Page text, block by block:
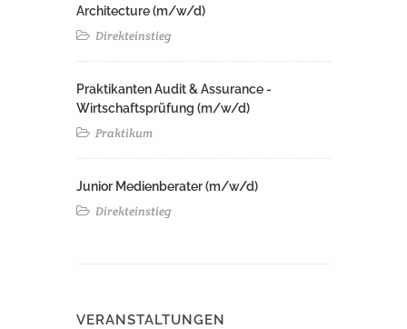
Architecture (m/w/d)​ ​
Direkteinstieg
Praktikanten Audit & Assurance -
Wirtschaftsprüfung (m/w/d)
Praktikum
Junior Medienberater (m/w/d)
Direkteinstieg
VERANSTALTUNGEN